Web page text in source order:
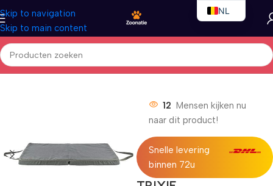
Skip to navigation
Skip to main content
Home/Honden/Hondenbedden
12 Mensen kijken nu
naar dit product!
Snelle levering
binnen 72u
NL